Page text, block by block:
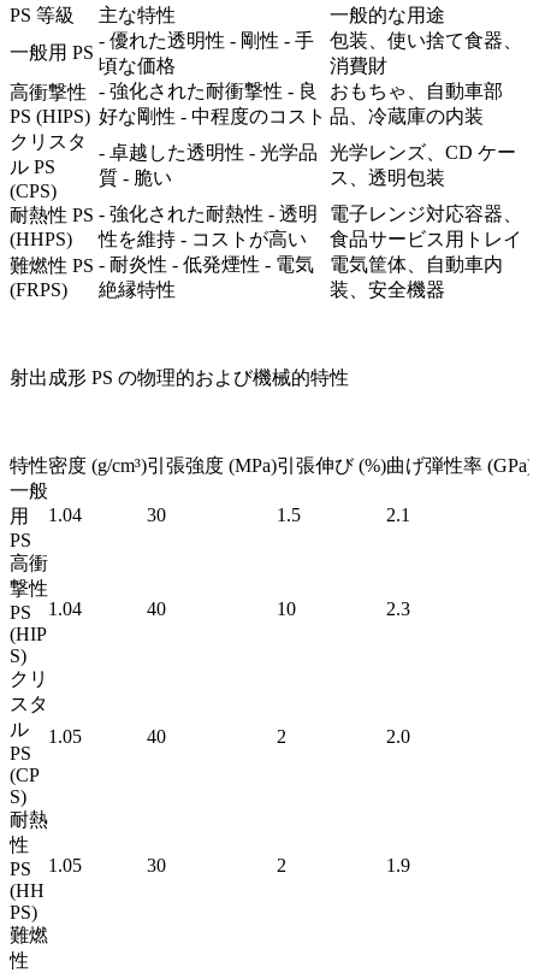
PS 等級 主な特性
一般的な用途
一般用 PS
- 優れた透明性 - 剛性 - 手
頃な価格
包装、使い捨て食器、
消費財
高衝撃性
PS (HIPS)
- 強化された耐衝撃性 - 良
好な剛性 - 中程度のコスト
おもちゃ、自動車部
品、冷蔵庫の内装
クリスタ
ル PS
(CPS)
- 卓越した透明性 - 光学品
質 - 脆い
光学レンズ、CD ケー
ス、透明包装
耐熱性 PS
(HHPS)
- 強化された耐熱性 - 透明
性を維持 - コストが高い
電子レンジ対応容器、
食品サービス用トレイ
難燃性 PS
(FRPS)
- 耐炎性 - 低発煙性 - 電気
絶縁特性
電気筐体、自動車内
装、安全機器
射出成形 PS の物理的および機械的特性
特性密度 (g/cm³)引張強度 (MPa)引張伸び (%)曲げ弾性率 (GPa)
一般
用
PS
1.04 30 1.5 2.1
高衝
撃性
PS
(HIP
S)
1.04 40 10 2.3
クリ
スタ
ル
PS
(CP
S)
1.05 40 2 2.0
耐熱
性
PS
(HH
PS)
1.05 30 2 1.9
難燃
性